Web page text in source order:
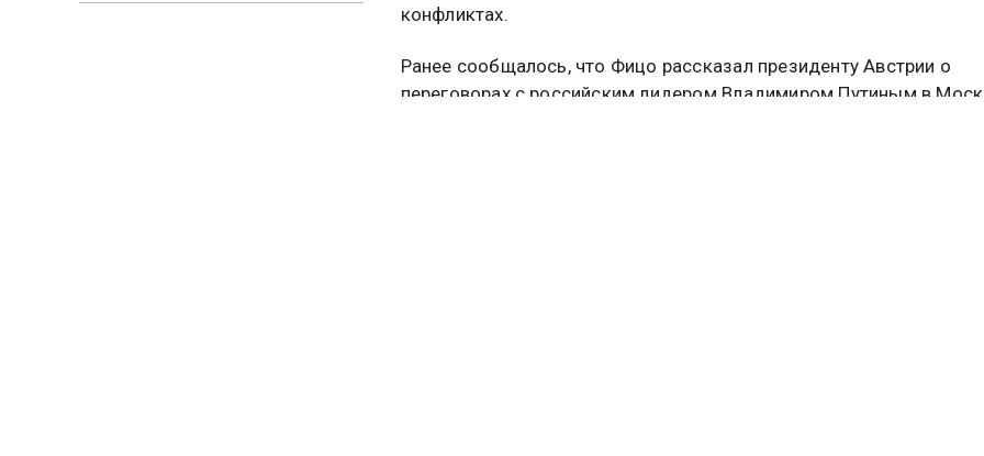
конфликтах.
Ранее сообщалось, что Фицо рассказал президенту Австрии о
переговорах с российским лидером Владимиром Путиным в